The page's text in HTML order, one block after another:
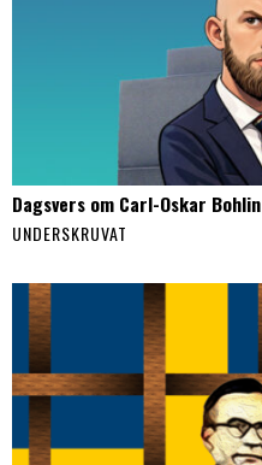
Dagsvers om Carl-Oskar Bohlin
UNDERSKRUVAT